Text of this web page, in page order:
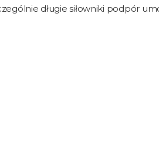
długie siłowniki podpór